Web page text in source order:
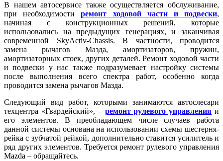
В нашем автосервисе также осуществляется обслуживание,
при необходимостиремонт ходовой части и подвески,
начиная с конструкционных решений, которые
использовались на предыдущих генерациях, и заканчивая
современной SkyActiv-Chassis. В частности, проводится
замена рычагов Мазда, амортизаторов, пружин,
амортизаторных стоек, других деталей. Ремонт ходовой части
и подвески у нас также подразумевает настройку системы
после выполнения всего спектра работ, особенно когда
проводится замена рычагов Мазда.
Следующий вид работ, которыми занимаются автослесари
техцентра «Гвардейский», – ремонт рулевого управления и
его элементов. В преобладающем числе случаев работа
данной системы основана на использовании схемы шестерня-
рейка с зубчатой рейкой, дополнительно ставится усилитель и
ряд других элементов. Требуется ремонт рулевого управления
Mazda – обращайтесь.